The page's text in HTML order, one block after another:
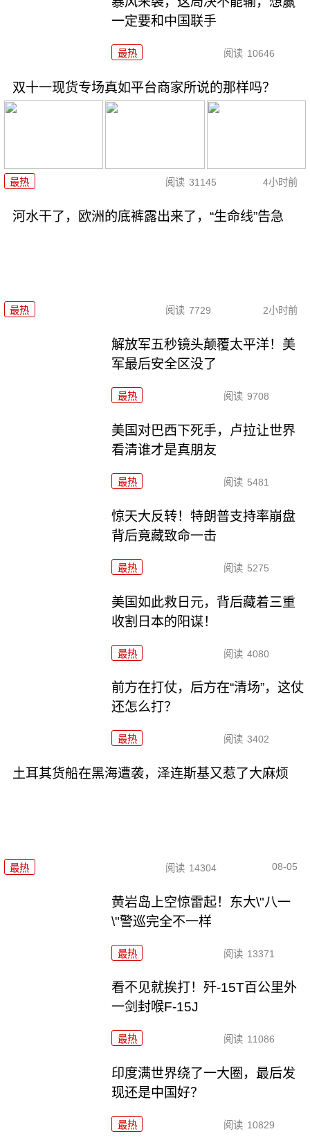
一定要和中国联手
最热 阅读 10646
双十一现货专场真如平台商家所说的那样吗？
最热 阅读 31145 4小时前
河水干了，欧洲的底裤露出来了，“生命线”告急
最热 阅读 7729 2小时前
解放军五秒镜头颠覆太平洋！美
军最后安全区没了
最热 阅读 9708
美国对巴西下死手，卢拉让世界
看清谁才是真朋友
最热 阅读 5481
惊天大反转！特朗普支持率崩盘
背后竟藏致命一击
最热 阅读 5275
美国如此救日元，背后藏着三重
收割日本的阳谋！
最热 阅读 4080
前方在打仗，后方在“清场”，这仗
还怎么打？
最热 阅读 3402
土耳其货船在黑海遭袭，泽连斯基又惹了大麻烦
最热 阅读 14304 08-05
黄岩岛上空惊雷起！东大\"八一
\"警巡完全不一样
最热 阅读 13371
看不见就挨打！歼-15T百公里外
一剑封喉F-15J
最热 阅读 11086
印度满世界绕了一大圈，最后发
现还是中国好？
最热 阅读 10829